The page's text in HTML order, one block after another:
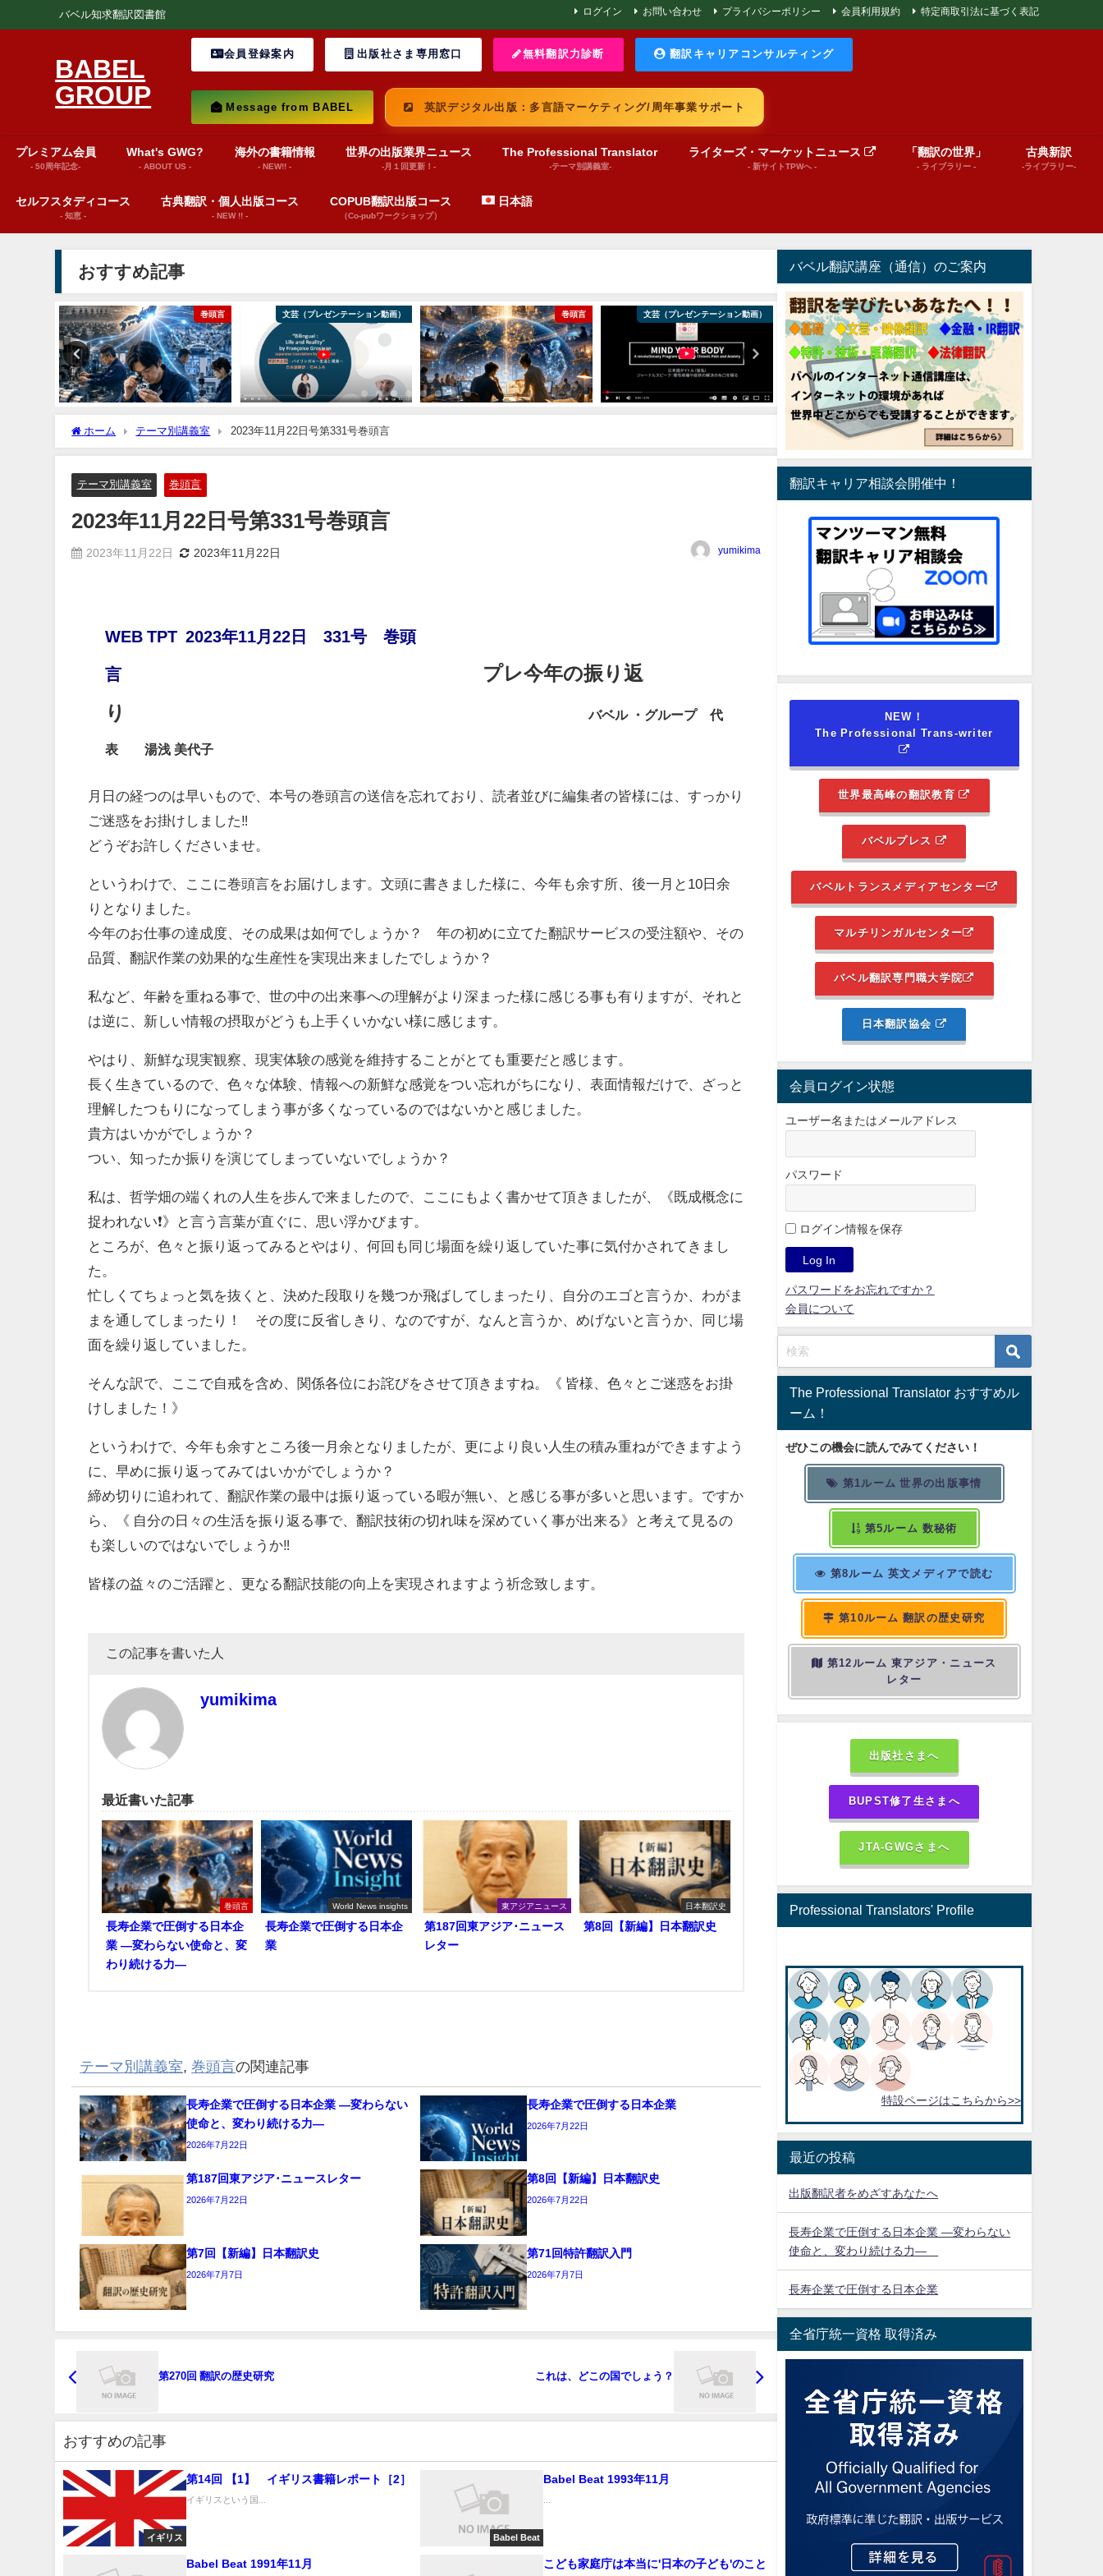
バベル知求翻訳図書館 ログイン お問い合わせ プライバシーポリシー 会員利用規約 特定商取引法に基づく表記
BABEL
GROUP
会員登録案内 出版社さま専用窓口 無料翻訳力診断 翻訳キャリアコンサルティング
Message from BABEL 英訳デジタル出版：多言語マーケティング/周年事業サポート
プレミアム会員
- 50周年記念-
What's GWG?
- ABOUT US -
海外の書籍情報
- NEW!! -
世界の出版業界ニュース
-月１回更新！-
The Professional Translator
-テーマ別講義室-
ライターズ・マーケットニュース
- 新サイトTPWへ -
「翻訳の世界」
- ライブラリー -
古典新訳
-ライブラリー-
セルフスタディコース
- 知恵 -
古典翻訳・個人出版コース
- NEW !! -
COPUB翻訳出版コース
（Co-pubワークショップ）
日本語
おすすめ記事
巻頭言 文芸（プレゼンテーション動画） 巻頭言 文芸（プレゼンテーション動画） 絵本（プレゼンテーション動画）
ホーム テーマ別講義室 2023年11月22日号第331号巻頭言
テーマ別講義室 巻頭言
2023年11月22日号第331号巻頭言
2023年11月22日 2023年11月22日 yumikima
WEB TPT 2023年11月22日 331号 巻頭
言
プレ今年の振り返
り
バベル ・グループ 代
表 湯浅 美代子
月日の経つのは早いもので、本号の巻頭言の送信を忘れており、読者並びに編集者の皆様には、すっかり
ご迷惑をお掛けしました‼️
どうぞお許しくださいませ。
というわけで、ここに巻頭言をお届けします。文頭に書きました様に、今年も余す所、後一月と10日余
りとなりました。
今年のお仕事の達成度、その成果は如何でしょうか？ 年の初めに立てた翻訳サービスの受注額や、その
品質、翻訳作業の効果的な生産性を実現出来ましたでしょうか？
私など、年齢を重ねる事で、世の中の出来事への理解がより深まった様に感じる事も有りますが、それと
は逆に、新しい情報の摂取がどうも上手くいかない様に感じます。
やはり、新鮮な現実観察、現実体験の感覚を維持することがとても重要だと感じます。
長く生きているので、色々な体験、情報への新鮮な感覚をつい忘れがちになり、表面情報だけで、ざっと
理解したつもりになってしまう事が多くなっているのではないかと感じました。
貴方はいかがでしょうか？
つい、知ったか振りを演じてしまっていないでしょうか？
私は、哲学畑の端くれの人生を歩んで来ましたので、ここにもよく書かせて頂きましたが、《既成概念に
捉われない❗️》と言う言葉が直ぐに、思い浮かびます。
ところが、色々と振り返ってみるとやはり、何回も同じ場面を繰り返していた事に気付かされてきまし
た。
忙しくてちょっと気を抜くと、決めた段取りを幾つか飛ばしてしまったり、自分のエゴと言うか、わがま
まを通してしまったり！ その度に反省しきり、なのですが、なんと言うか、めげないと言うか、同じ場
面を繰り返していました。
そんな訳で、ここで自戒を含め、関係各位にお詫びをさせて頂きますね。《 皆様、色々とご迷惑をお掛
けしました！》
というわけで、今年も余すところ後一月余となりましたが、更により良い人生の積み重ねができますよう
に、早めに振り返ってみてはいかがでしょうか？
締め切りに追われて、翻訳作業の最中は振り返っている暇が無い、と感じる事が多いと思います。ですか
ら、《 自分の日々の生活を振り返る事で、翻訳技術の切れ味を深めていく事が出来る》と考えて見るの
も楽しいのではないでしょうか‼️
皆様の益々のご活躍と、更なる翻訳技能の向上を実現されますよう祈念致します。
この記事を書いた人
yumikima
最近書いた記事
巻頭言
長寿企業で圧倒する日本企
業 ―変わらない使命と、変
わり続ける力―
World News insights
長寿企業で圧倒する日本企
業
東アジアニュース
第187回東アジア･ニュース
レター
日本翻訳史
第8回【新編】日本翻訳史
テーマ別講義室,巻頭言の関連記事
長寿企業で圧倒する日本企業 ―変わらない
使命と、変わり続ける力―
2026年7月22日
長寿企業で圧倒する日本企業
2026年7月22日
第187回東アジア･ニュースレター
2026年7月22日
第8回【新編】日本翻訳史
2026年7月22日
第7回【新編】日本翻訳史
2026年7月7日
第71回特許翻訳入門
2026年7月7日
第270回 翻訳の歴史研究 これは、どこの国でしょう？
おすすめの記事
イギリス
第14回 【1】 イギリス書籍レポート［2］
イギリスという国...
Babel Beat
Babel Beat 1993年11月
Babel Beat 1991年11月 こども家庭庁は本当に'日本の子ども'のこと
バベル翻訳講座（通信）のご案内
翻訳キャリア相談会開催中！
NEW！
The Professional Trans-writer
世界最高峰の翻訳教育
バベルプレス
バベルトランスメディアセンター
マルチリンガルセンター
バベル翻訳専門職大学院
日本翻訳協会
会員ログイン状態
ユーザー名またはメールアドレス
パスワード
ログイン情報を保存
パスワードをお忘れですか？
会員について
The Professional Translator おすすめル
ーム！
ぜひこの機会に読んでみてください！
第1ルーム 世界の出版事情
第5ルーム 数秘術
第8ルーム 英文メディアで読む
第10ルーム 翻訳の歴史研究
第12ルーム 東アジア・ニュース
レター
出版社さまへ
BUPST修了生さまへ
JTA-GWGさまへ
Professional Translators' Profile
特設ページはこちらから>>
最近の投稿
出版翻訳者をめざすあなたへ
長寿企業で圧倒する日本企業 ―変わらない
使命と、変わり続ける力―
長寿企業で圧倒する日本企業
全省庁統一資格 取得済み